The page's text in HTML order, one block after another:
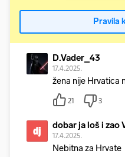
Pravila
D.Vader_43
17.4.2025.
žena nije Hrvatica
21 3
dj dobar ja loš i zao
17.4.2025.
Nebitna za Hrvate